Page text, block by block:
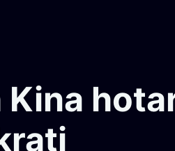
Kina